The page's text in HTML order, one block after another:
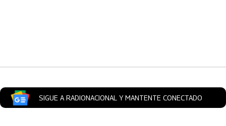
SIGUE A RADIONACIONAL Y MANTENTE CONECTADO